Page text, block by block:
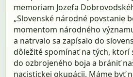
memoriam Jozefa
„Slovenské národné povstanie
momentom národného
a natrvalo sa zapísalo do
dôležité spomínať na tých,
do ozbrojeného boja a brániť
nacistickej okupácii. Máme byť